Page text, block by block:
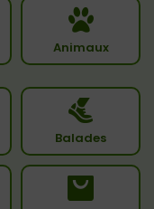
Animaux
Balades